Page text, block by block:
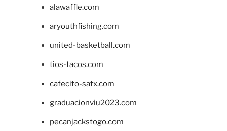
alawaffle.com
aryouthfishing.com
united-basketball.com
tios-tacos.com
cafecito-satx.com
graduacionviu2023.com
pecanjackstogo.com